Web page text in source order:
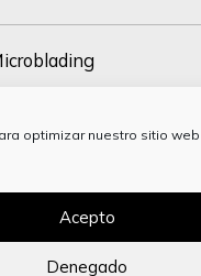
optimizar nuestro sitio web
Acepto
Denegado